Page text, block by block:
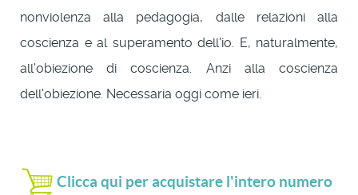
nonviolenza alla pedagogia, dalle relazioni alla
coscienza e al superamento dell'io. E, naturalmente,
all'obiezione di coscienza. Anzi alla coscienza
dell'obiezione. Necessaria oggi come ieri.
Clicca qui per acquistare l'intero numero